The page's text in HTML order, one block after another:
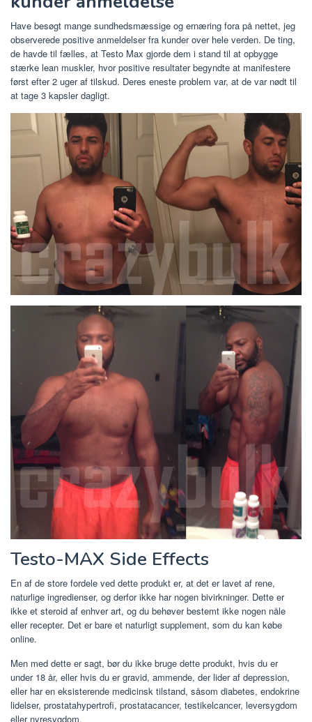
Have besøgt mange sundhedsmæssige og ernæring fora på nettet, jeg
observerede positive anmeldelser fra kunder over hele verden. De ting,
de havde til fælles, at Testo Max gjorde dem i stand til at opbygge
stærke lean muskler, hvor positive resultater begyndte at manifestere
først efter 2 uger af tilskud. Deres eneste problem var, at de var nødt til
at tage 3 kapsler dagligt.
Testo-MAX Side Effects
En af de store fordele ved dette produkt er, at det er lavet af rene,
naturlige ingredienser, og derfor ikke har nogen bivirkninger. Dette er
ikke et steroid af enhver art, og du behøver bestemt ikke nogen nåle
eller recepter. Det er bare et naturligt supplement, som du kan købe
online.
Men med dette er sagt, bør du ikke bruge dette produkt, hvis du er
under 18 år, eller hvis du er gravid, ammende, der lider af depression,
eller har en eksisterende medicinsk tilstand, såsom diabetes, endokrine
lidelser, prostatahypertrofi, prostatacancer, testikelcancer, leversygdom
eller nyresygdom.